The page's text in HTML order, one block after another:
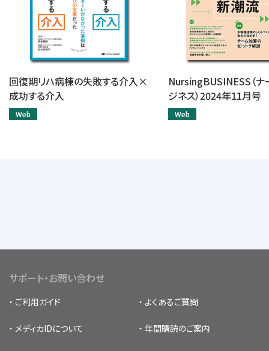
回復期リハ病棟の失敗する介入×
成功する介入
Web
NursingBUSINESS（ナ
ジネス）2024年11月号
Web
サポート・お問い合わせ
ご利用ガイド よくあるご質問
メディカIDについて 年間購読のご案内